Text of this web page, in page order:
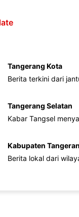
Tangerang Kota
Berita terkini dari
Tangerang Selatan
Kabar Tangsel
Kabupaten
Berita lokal dari